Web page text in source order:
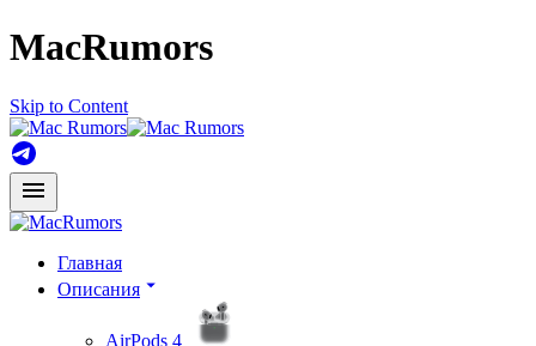
MacRumors
Skip to Content
Главная
Описания
AirPods 4